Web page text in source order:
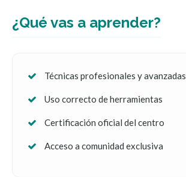
¿Qué vas a aprender?
Técnicas profesionales y avanzadas
Uso correcto de herramientas
Certificación oficial del centro
Acceso a comunidad exclusiva